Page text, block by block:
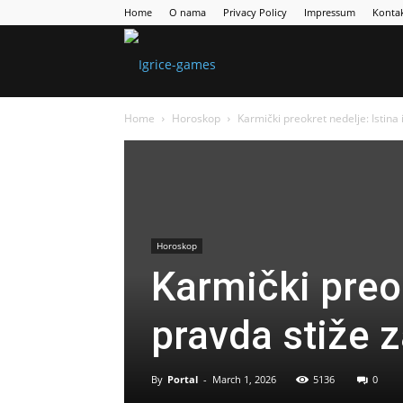
Home O nama Privacy Policy Impressum
Home Horoskop Karmički preokret nedelje:
Horoskop
Karmički
pravda stiže
By Portal - March 1, 2026 5136 0